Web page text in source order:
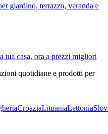
giardino, terrazzo, veranda e
tua casa, ora a prezzi migliori
quotidiane e prodotti per
CroaziaLituaniaLettonia